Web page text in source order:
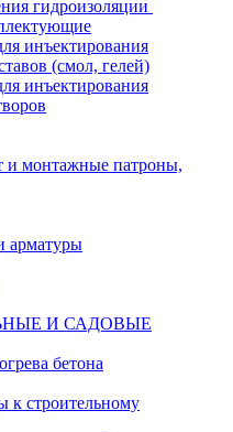
гидроизоляции
инъектирования
(смол, гелей)
инъектирования
и монтажные патроны,
арматуры
И САДОВЫЕ
бетона
к строительному